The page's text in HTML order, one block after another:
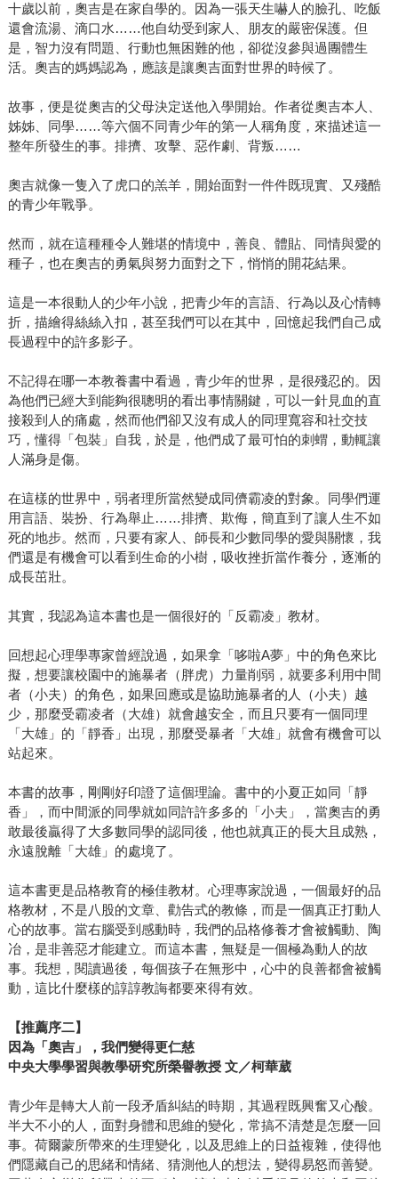
十歲以前，奧吉是在家自學的。因為一張天生嚇人的臉孔、吃飯
還會流湯、滴口水……他自幼受到家人、朋友的嚴密保護。但
是，智力沒有問題、行動也無困難的他，卻從沒參與過團體生
活。奧吉的媽媽認為，應該是讓奧吉面對世界的時候了。
故事，便是從奧吉的父母決定送他入學開始。作者從奧吉本人、
姊姊、同學……等六個不同青少年的第一人稱角度，來描述這一
整年所發生的事。排擠、攻擊、惡作劇、背叛……
奧吉就像一隻入了虎口的羔羊，開始面對一件件既現實、又殘酷
的青少年戰爭。
然而，就在這種種令人難堪的情境中，善良、體貼、同情與愛的
種子，也在奧吉的勇氣與努力面對之下，悄悄的開花結果。
這是一本很動人的少年小說，把青少年的言語、行為以及心情轉
折，描繪得絲絲入扣，甚至我們可以在其中，回憶起我們自己成
長過程中的許多影子。
不記得在哪一本教養書中看過，青少年的世界，是很殘忍的。因
為他們已經大到能夠很聰明的看出事情關鍵，可以一針見血的直
接殺到人的痛處，然而他們卻又沒有成人的同理寬容和社交技
巧，懂得「包裝」自我，於是，他們成了最可怕的刺蝟，動輒讓
人滿身是傷。
在這樣的世界中，弱者理所當然變成同儕霸凌的對象。同學們運
用言語、裝扮、行為舉止……排擠、欺侮，簡直到了讓人生不如
死的地步。然而，只要有家人、師長和少數同學的愛與關懷，我
們還是有機會可以看到生命的小樹，吸收挫折當作養分，逐漸的
成長茁壯。
其實，我認為這本書也是一個很好的「反霸凌」教材。
回想起心理學專家曾經說過，如果拿「哆啦A夢」中的角色來比
擬，想要讓校園中的施暴者（胖虎）力量削弱，就要多利用中間
者（小夫）的角色，如果回應或是協助施暴者的人（小夫）越
少，那麼受霸凌者（大雄）就會越安全，而且只要有一個同理
「大雄」的「靜香」出現，那麼受暴者「大雄」就會有機會可以
站起來。
本書的故事，剛剛好印證了這個理論。書中的小夏正如同「靜
香」，而中間派的同學就如同許許多多的「小夫」，當奧吉的勇
敢最後贏得了大多數同學的認同後，他也就真正的長大且成熟，
永遠脫離「大雄」的處境了。
這本書更是品格教育的極佳教材。心理專家說過，一個最好的品
格教材，不是八股的文章、勸告式的教條，而是一個真正打動人
心的故事。當右腦受到感動時，我們的品格修養才會被觸動、陶
冶，是非善惡才能建立。而這本書，無疑是一個極為動人的故
事。我想，閱讀過後，每個孩子在無形中，心中的良善都會被觸
動，這比什麼樣的諄諄教誨都要來得有效。
【推薦序二】
因為「奧吉」，我們變得更仁慈
中央大學學習與教學研究所榮譽教授 文／柯華葳
青少年是轉大人前一段矛盾糾結的時期，其過程既興奮又心酸。
半大不小的人，面對身體和思維的變化，常搞不清楚是怎麼一回
事。荷爾蒙所帶來的生理變化，以及思維上的日益複雜，使得他
們隱藏自己的思緒和情緒、猜測他人的想法，變得易怒而善變。